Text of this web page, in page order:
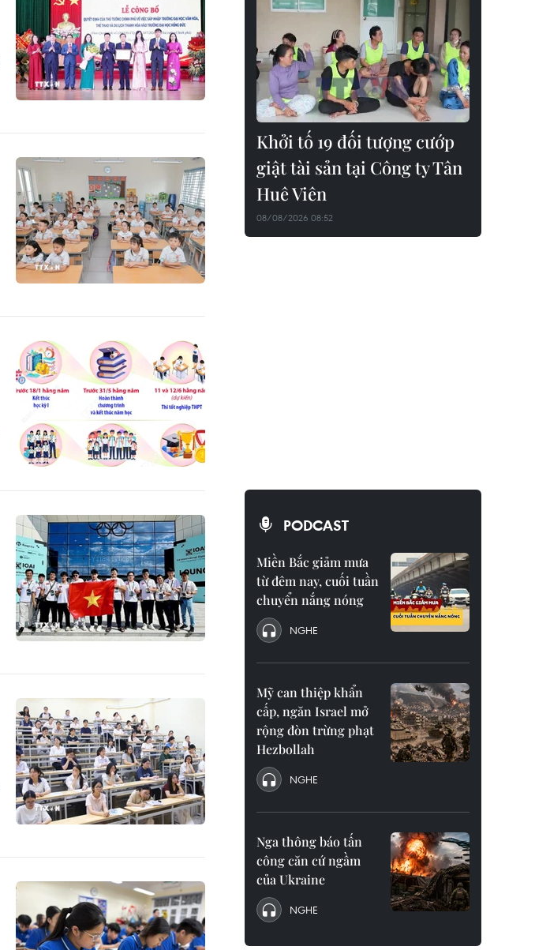
Khởi tố 19 đối tượng cướp
giật tài sản tại Công ty Tân
Huê Viên
08/08/2026 08:52
PODCAST
Miền Bắc giảm mưa
từ đêm nay, cuối tuần
chuyển nắng nóng
NGHE
Mỹ can thiệp khẩn
cấp, ngăn Israel mở
rộng đòn trừng phạt
Hezbollah
NGHE
Nga thông báo tấn
công căn cứ ngầm
của Ukraine
NGHE